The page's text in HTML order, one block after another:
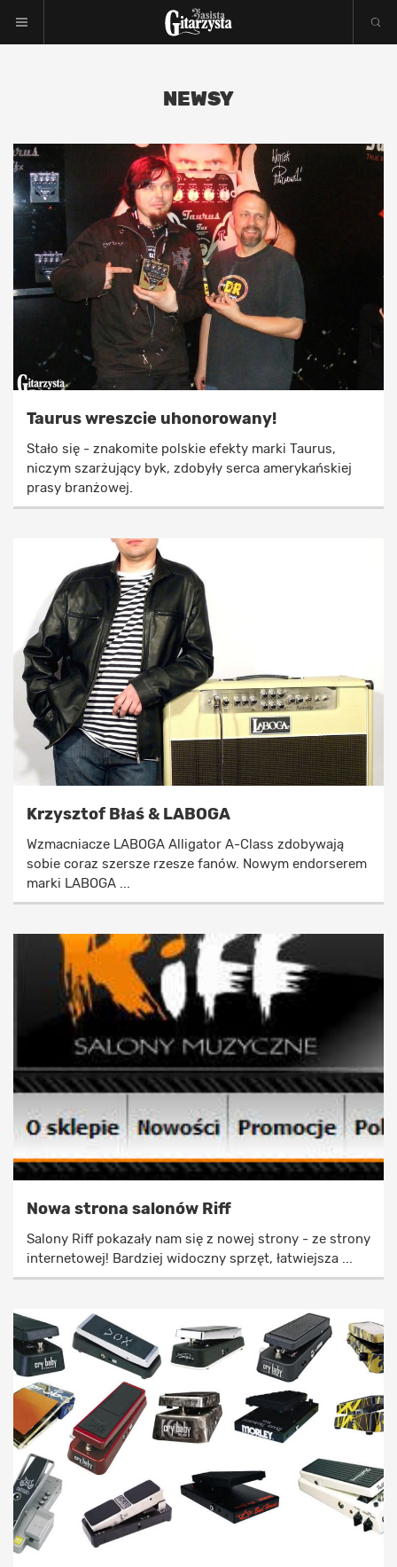
NEWSY
Taurus wreszcie uhonorowany!
Stało się - znakomite polskie efekty marki Taurus,
niczym szarżujący byk, zdobyły serca amerykańskiej
prasy branżowej.
Krzysztof Błaś & LABOGA
Wzmacniacze LABOGA Alligator A-Class zdobywają
sobie coraz szersze rzesze fanów. Nowym endorserem
marki LABOGA ...
Nowa strona salonów Riff
Salony Riff pokazały nam się z nowej strony - ze strony
internetowej! Bardziej widoczny sprzęt, łatwiejsza ...